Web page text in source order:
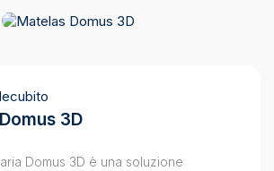
3D
Domus 3D è una soluzione